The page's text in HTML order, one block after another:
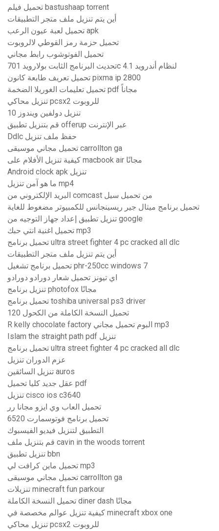
تحميل فيلم bastushaap torrent
أين يتم تنزيل ملف متجر التطبيقات
تحميل لعبة عيون الرعب apk
تحميل حزمة رمز القوطي لالروبوت
تحميل الفوتوشوب رابط مجاني
تحديث البرنامج الثابت بولارويد 701c لنظام أندرويد 4.1
تحميل تعريف طابعة كانون pixma ip 2800
تحميل تعليمات الغوريلا الضخمة pdf مجاناً
تنزيل محاكي pcsx2 للروبوت
تنزيل دولفين ويندوز 10
قم بتنزيل تطبيق offerup عبر الإنترنت
Ddlc حفظ ملف تنزيل
تحميل مجاني موسيقى carrollton ga
كيفية تنزيل الأفلام على macbook air مجانًا
Android clock apk تنزيل
ما هو آمن تنزيل mp4
البريد الإلكتروني من comcast من تحميل سيل
تحميل برنامج ميتال جير ريسينجانس للكمبيوتر مضغوط للغاية
تنزيل تطبيق إعداد جهاز التوجيه من google
تحميل اغنية انتي حبك mp3
تحميل برنامج ultra street fighter 4 pc cracked all dlc
أين يتم تنزيل ملف متجر التطبيقات
تحميل برنامج تشغيل phr-250cc windows 7
اي تيونز تحميل شعار دورادو دورادو
تنزيل برنامج photofox مجانًا
تحميل برنامج toshiba universal ps3 driver
تحميل النسخة الكاملة من الكحول 120
R kelly chocolate factory البوم تحميل مجاني mp3
Islam the straight path pdf تنزيل
تحميل برنامج ultra street fighter 4 pc cracked all dlc
عزم الدوران تنزيل
تنزيل السائقين auros
عقل جديد كليا تحميل pdf
تنزيل cisco ios c3640
تحميل العاب وي ايزو مجانا رر
تحميل برنامج فوتوسمارت 6520
التطبيق لتنزيل فيديو الفيسبوك
قم بتنزيل ملف cavin in the woods torrent
تنزيل تطبيق bbn
تحميل ماين كرافت لي mp3
تحميل مجاني موسيقى carrollton ga
تنزيلات minecraft fun parkour
تحميل النسخة الكاملة diner dash مجانًا
كيفية تنزيل عوالم مخصصة في minecraft xbox one
تنزيل محاكي pcsx2 للروبوت